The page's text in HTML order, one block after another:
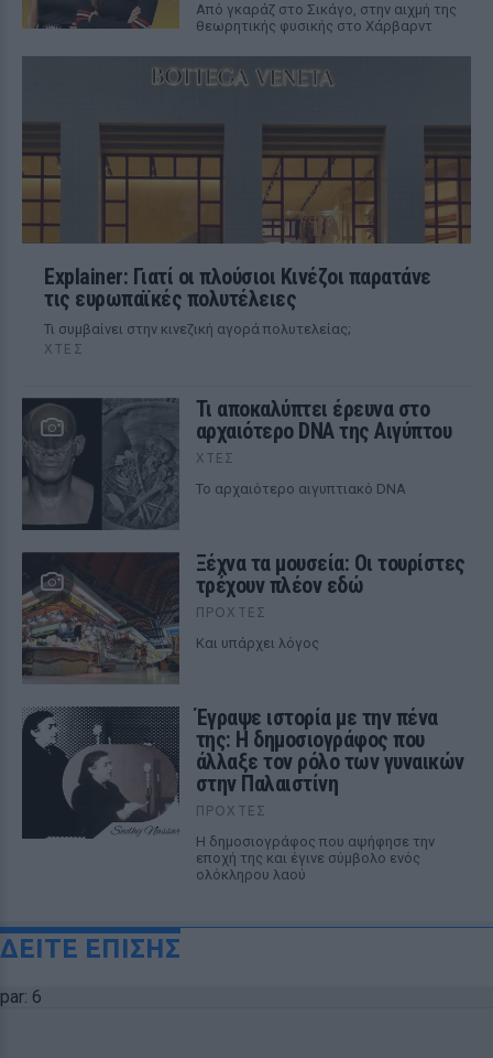
Από γκαράζ στο Σικάγο, στην αιχμή της
θεωρητικής φυσικής στο Χάρβαρντ
Explainer: Γιατί οι πλούσιοι Κινέζοι παρατάνε
τις ευρωπαϊκές πολυτέλειες
Τι συμβαίνει στην κινεζική αγορά πολυτελείας;
ΧΤΕΣ
Τι αποκαλύπτει έρευνα στο
αρχαιότερο DNA της Αιγύπτου
ΧΤΕΣ
Το αρχαιότερο αιγυπτιακό DNA
Ξέχνα τα μουσεία: Οι τουρίστες
τρέχουν πλέον εδώ
ΠΡΟΧΤΈΣ
Και υπάρχει λόγος
Έγραψε ιστορία με την πένα
της: Η δημοσιογράφος που
άλλαξε τον ρόλο των γυναικών
στην Παλαιστίνη
ΠΡΟΧΤΈΣ
Η δημοσιογράφος που αψήφησε την
εποχή της και έγινε σύμβολο ενός
ολόκληρου λαού
ΔΕΙΤΕ ΕΠΙΣΗΣ
par: 6